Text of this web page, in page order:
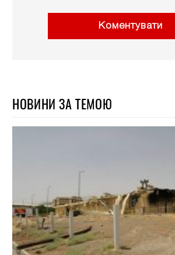
Коментувати
НОВИНИ ЗА ТЕМОЮ